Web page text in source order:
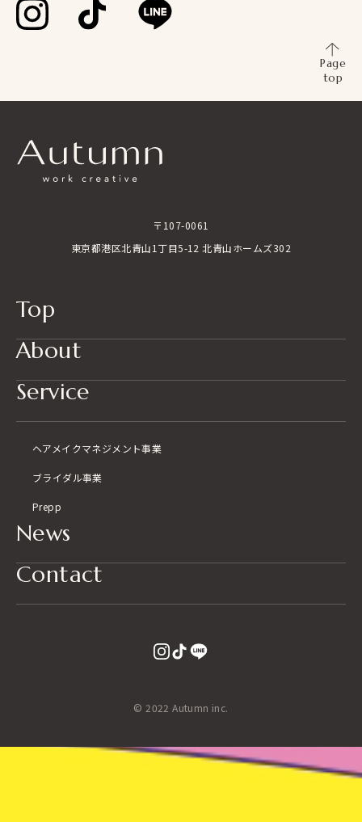
Page
top
〒107-0061
東京都港区北青山1丁目5-12 北青山ホームズ302
Top
About
Service
ヘアメイクマネジメント事業
ブライダル事業
Prepp
News
Contact
© 2022 Autumn inc.